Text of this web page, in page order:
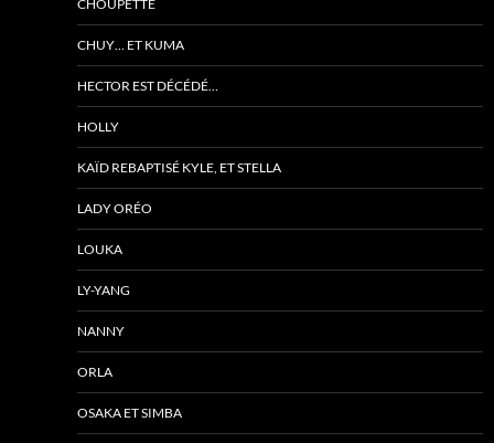
CHOUPETTE
CHUY… ET KUMA
HECTOR EST DÉCÉDÉ…
HOLLY
KAÏD REBAPTISÉ KYLE, ET STELLA
LADY ORÉO
LOUKA
LY-YANG
NANNY
ORLA
OSAKA ET SIMBA